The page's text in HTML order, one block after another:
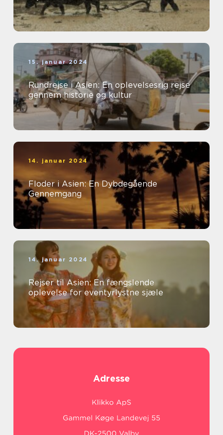
15. januar 2024
Rundrejse i Asien: En oplevelsesrig rejse
gennem historie og kultur
14. januar 2024
Floder i Asien: En Dybdegående
Gennemgang
14. januar 2024
Rejser til Asien: En fængslende
oplevelse for eventyrlystne sjæle
Adresse